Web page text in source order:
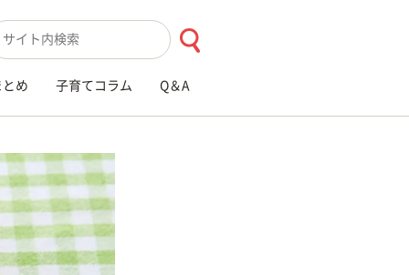
キーワード入力
め 子育てコラム Q＆A